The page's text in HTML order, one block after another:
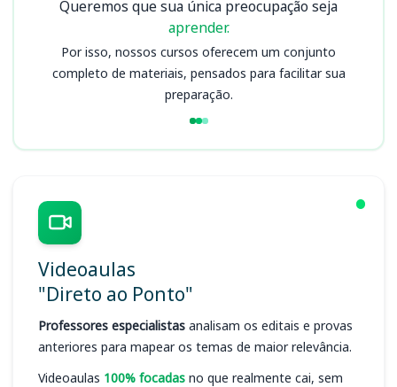
Queremos que sua única preocupação seja
aprender.
Por isso, nossos cursos oferecem um conjunto
completo de materiais, pensados para facilitar sua
preparação.
Videoaulas
"Direto ao Ponto"
Professores especialistas analisam os editais e provas
anteriores para mapear os temas de maior relevância.
Videoaulas 100% focadas no que realmente cai, sem